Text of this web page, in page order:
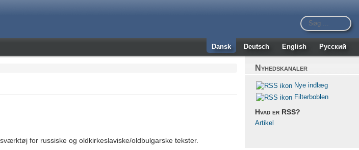
Dansk Deutsch English Русский
for russiske og oldkirkeslaviske/oldbulgarske tekster.
Nyhedskanaler
Nye indlæg
Filterboblen
Hvad er RSS?
Artikel